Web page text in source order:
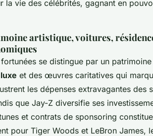
la vie des célébrités, gagnant en
artistique, voitures,
se distingue par un
et des œuvres caritatives qui
les dépenses extravagantes des
que Jay-Z diversifie ses
et contrats de sponsoring
pour Tiger Woods et LeBron James,